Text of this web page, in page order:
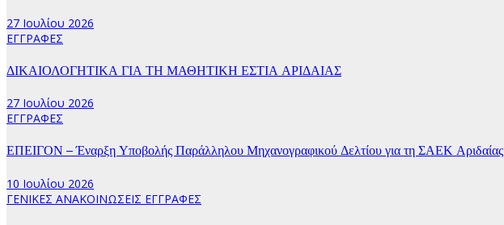
27 Ιουλίου 2026
ΕΓΓΡΑΦΕΣ
ΔΙΚΑΙΟΛΟΓΗΤΙΚΑ ΓΙΑ ΤΗ ΜΑΘΗΤΙΚΗ ΕΣΤΙΑ ΑΡΙΔΑΙΑΣ
27 Ιουλίου 2026
ΕΓΓΡΑΦΕΣ
ΕΠΕΙΓΟΝ – Έναρξη Υποβολής Παράλληλου Μηχανογραφικού Δελτίου για τη ΣΑΕΚ Αριδαίας
10 Ιουλίου 2026
ΓΕΝΙΚΕΣ ΑΝΑΚΟΙΝΩΣΕΙΣ ΕΓΓΡΑΦΕΣ